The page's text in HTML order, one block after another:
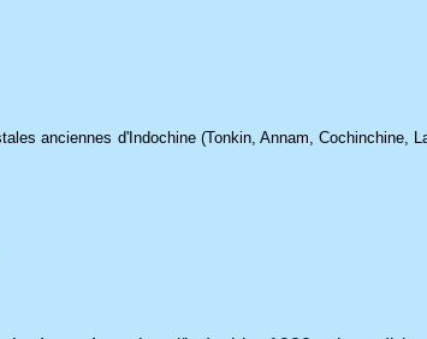
anciennes d'Indochine (Tonkin, Annam, Cochinchine,